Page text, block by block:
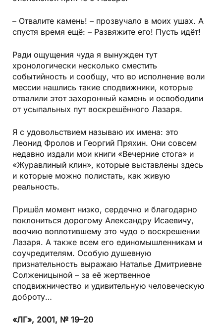
– Отвалите камень! – прозвучало в моих ушах. А
спустя время ещё: – Развяжите его! Пусть идёт!
Ради ощущения чуда я вынужден тут
хронологически несколько сместить
событийность и сообщу, что во исполнение воли
мессии нашлись такие сподвижники, которые
отвалили этот захоронный камень и освободили
от усыпальных пут воскрешённого Лазаря.
Я с удовольствием называю их имена: это
Леонид Фролов и Георгий Пряхин. Они совсем
недавно издали мои книги «Вечерние стога» и
«Журавлиный клин», которые выставлены здесь
и которые можно полистать, как живую
реальность.
Пришёл момент низко, сердечно и благодарно
поклониться дорогому Александру Исаевичу,
воочию воплотившему это чудо о воскрешении
Лазаря. А также всем его единомышленникам и
соучредителям. Особую душевную
признательность выражаю Наталье Дмитриевне
Солженицыной – за её жертвенное
сподвижничество и удивительную человеческую
доброту…
«ЛГ», 2001, № 19–20